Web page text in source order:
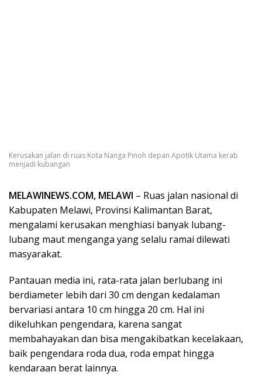
Kerusakan jalan di ruas Kota Nanga Pinoh depan Apotik Utama kerab
menjadi kubangan
MELAWINEWS.COM, MELAWI – Ruas jalan nasional di
Kabupaten Melawi, Provinsi Kalimantan Barat,
mengalami kerusakan menghiasi banyak lubang-
lubang maut menganga yang selalu ramai dilewati
masyarakat.
Pantauan media ini, rata-rata jalan berlubang ini
berdiameter lebih dari 30 cm dengan kedalaman
bervariasi antara 10 cm hingga 20 cm. Hal ini
dikeluhkan pengendara, karena sangat
membahayakan dan bisa mengakibatkan kecelakaan,
baik pengendara roda dua, roda empat hingga
kendaraan berat lainnya.